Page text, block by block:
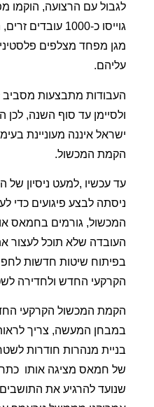
לגבול עם הרצועה, הוקמו
גוייסו כ-1000
מגן מפחד מצלפים
עליהם.
העבודות מתבצעות מסביב
ולסיימן עד סוף השנה,
ישראל איננה מעוניינת
הקמת המכשול.
עד עכשיו ,למעט ניסיון
ניסתה לבצע פיגועים כדי
המכשול, גורמים בחמאס
העובדה שלא תוכל לעצור
בפיתוח שיטות חדשות
הקרקעי החדש ולחדירה
הקמת המכשול הקרקעי
במבחן המעשה, צריך
בניית מנהרות חודרות
של חמאס מציגה אותו
שנועד להרגיע את